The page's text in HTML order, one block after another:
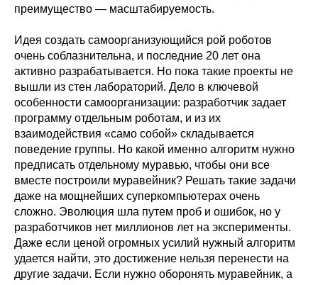
преимущество — масштабируемость.
Идея создать самоорганизующийся рой роботов
очень соблазнительна, и последние 20 лет она
активно разрабатывается. Но пока такие проекты не
вышли из стен лабораторий. Дело в ключевой
особенности самоорганизации: разработчик задает
программу отдельным роботам, и из их
взаимодействия «само собой» складывается
поведение группы. Но какой именно алгоритм нужно
предписать отдельному муравью, чтобы они все
вместе построили муравейник? Решать такие задачи
даже на мощнейших суперкомпьютерах очень
сложно. Эволюция шла путем проб и ошибок, но у
разработчиков нет миллионов лет на эксперименты.
Даже если ценой огромных усилий нужный алгоритм
удается найти, это достижение нельзя перенести на
другие задачи. Если нужно оборонять муравейник, а